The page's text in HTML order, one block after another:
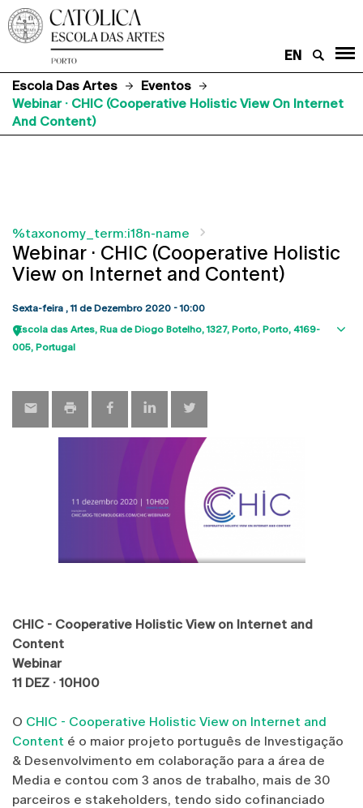
EN
Escola Das Artes
Eventos
Webinar · CHIC (Cooperative Holistic View On Internet
And Content)
%taxonomy_term:i18n-name
Webinar · CHIC (Cooperative Holistic
View on Internet and Content)
Sexta-feira , 11 de Dezembro 2020 - 10:00
Escola das Artes Rua de Diogo Botelho, 1327 Porto Porto 4169-
005 Portugal
CHIC - Cooperative Holistic View on Internet and
Content
Webinar
11 DEZ · 10H00
O CHIC - Cooperative Holistic View on Internet and
Content é o maior projeto português de Investigação
& Desenvolvimento em colaboração para a área de
Media e contou com 3 anos de trabalho, mais de 30
parceiros e stakeholders, tendo sido cofinanciado